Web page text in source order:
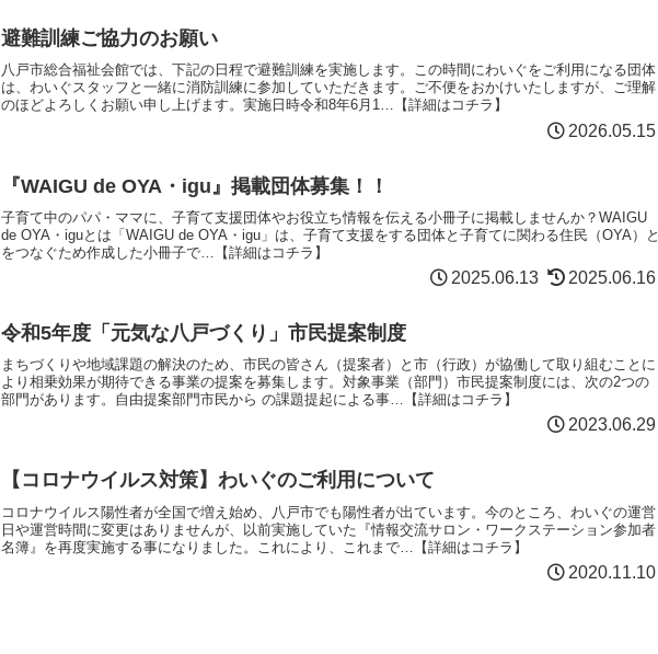
避難訓練ご協力のお願い
八戸市総合福祉会館では、下記の日程で避難訓練を実施します。この時間にわいぐをご利用になる団体
は、わいぐスタッフと一緒に消防訓練に参加していただきます。ご不便をおかけいたしますが、ご理解
のほどよろしくお願い申し上げます。実施日時令和8年6月1…【詳細はコチラ】
2026.05.15
『WAIGU de OYA・igu』掲載団体募集！！
子育て中のパパ・ママに、子育て支援団体やお役立ち情報を伝える小冊子に掲載しませんか？WAIGU
de OYA・iguとは「WAIGU de OYA・igu」は、子育て支援をする団体と子育てに関わる住民（OYA）と
をつなぐため作成した小冊子で…【詳細はコチラ】
2025.06.13 2025.06.16
令和5年度「元気な八戸づくり」市民提案制度
まちづくりや地域課題の解決のため、市民の皆さん（提案者）と市（行政）が協働して取り組むことに
より相乗効果が期待できる事業の提案を募集します。対象事業（部門）市民提案制度には、次の2つの
部門があります。自由提案部門市民から の課題提起による事…【詳細はコチラ】
2023.06.29
【コロナウイルス対策】わいぐのご利用について
コロナウイルス陽性者が全国で増え始め、八戸市でも陽性者が出ています。今のところ、わいぐの運営
日や運営時間に変更はありませんが、以前実施していた『情報交流サロン・ワークステーション参加者
名簿』を再度実施する事になりました。これにより、これまで…【詳細はコチラ】
2020.11.10